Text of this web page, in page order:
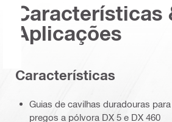
Características
Aplicações
Características
Guias de cavilhas duradouras
pregos a pólvora DX 5 e DX 460